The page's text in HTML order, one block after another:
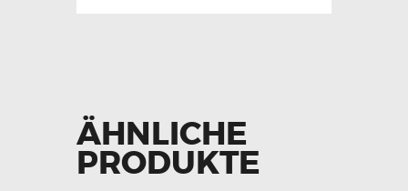
ÄHNLICHE
PRODUKTE